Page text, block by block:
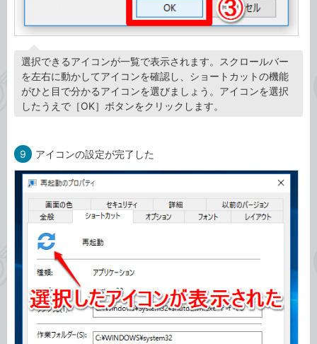
選択できるアイコンが一覧で表示されます。スクロールバー
を左右に動かしてアイコンを確認し、ショートカットの機能
がひと目で分かるアイコンを選びましょう。アイコンを選択
したうえで［OK］ボタンをクリックします。
9 アイコンの設定が完了した